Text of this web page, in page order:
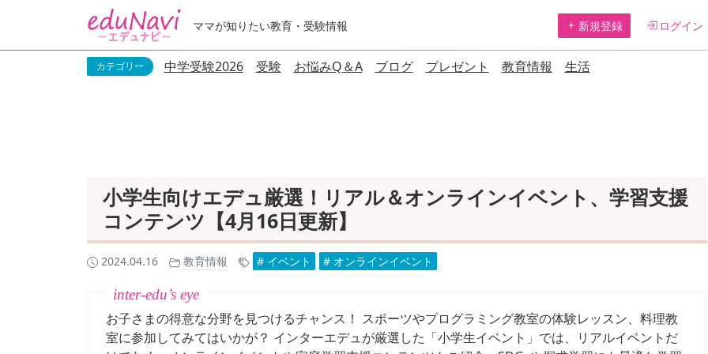
ママが知りたい教育・受験情報 新規登録 ログイン
中学受験2026 受験 お悩みQ＆A ブログ プレゼント 教育情報 生活
小学生向けエデュ厳選！リアル＆オンラインイベント、学習支援
コンテンツ【4月16日更新】
2024.04.16 教育情報 # イベント # オンラインイベント
お子さまの得意な分野を見つけるチャンス！ スポーツやプログラミング教室の体験レッスン、料理教
室に参加してみてはいかが？ インターエデュが厳選した「小学生イベント」では、リアルイベントだ